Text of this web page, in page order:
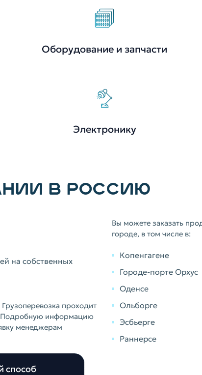
Оборудование и запчасти
Электронику
В РОССИЮ
на собственных
проходит
Подробную информацию
менеджерам
способ
Вы можете заказать
городе, в том числе в:
Копенгагене
Городе-порте Орхус
Оденсе
Ольборге
Эсбьерге
Раннерсе